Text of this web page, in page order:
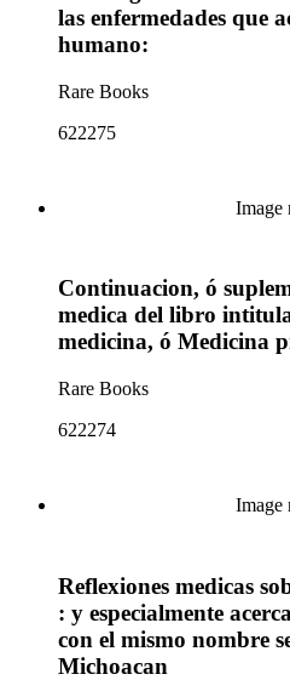
las enfermedades que
humano:
Rare Books
622275
Image
Continuacion, ó
medica del libro
medicina, ó Medicina
Rare Books
622274
Image
Reflexiones medicas
: y especialmente
con el mismo nombre
Michoacan